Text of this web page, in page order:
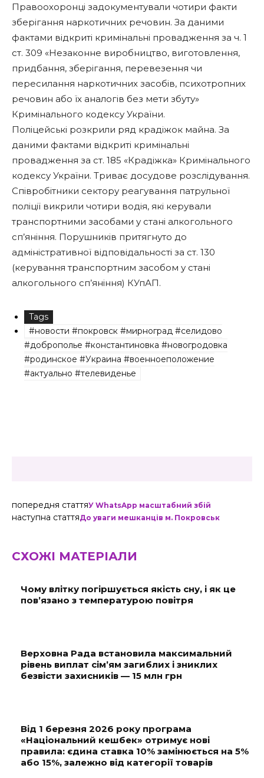
Правоохоронці задокументували чотири факти
зберігання наркотичних речовин. За даними
фактами відкриті кримінальні провадження за ч. 1
ст. 309 «Незаконне виробництво, виготовлення,
придбання, зберігання, перевезення чи
пересилання наркотичних засобів, психотропних
речовин або їх аналогів без мети збуту»
Кримінального кодексу України.
Поліцейські розкрили ряд крадіжок майна. За
даними фактами відкриті кримінальні
провадження за ст. 185 «Крадіжка» Кримінального
кодексу України. Триває досудове розслідування.
Співробітники сектору реагування патрульної
поліції викрили чотири водія, які керували
транспортними засобами у стані алкогольного
сп’яніння. Порушників притягнуто до
адміністративної відповідальності за ст. 130
(керування транспортним засобом у стані
алкогольного сп’яніння) КУпАП.
Tags
#новости #покровск #мирноград #селидово
#доброполье #константиновка #новогродовка
#родинское #Украина #военноеположение
#актуально #телевиденье
попередня статтяУ WhatsApp масштабний збій
наступна статтяДо уваги мешканців м. Покровськ
СХОЖІ МАТЕРІАЛИ
Чому влітку погіршується якість сну, і як це
пов’язано з температурою повітря
Верховна Рада встановила максимальний
рівень виплат сім’ям загиблих і зниклих
безвісти захисників — 15 млн грн
Від 1 березня 2026 року програма
«Національний кешбек» отримує нові
правила: єдина ставка 10% замінюється на 5%
або 15%, залежно від категорії товарів